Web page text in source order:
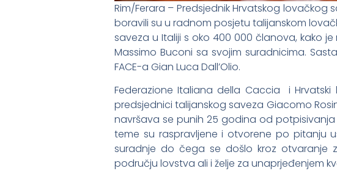
Rim/Ferara – Predsjednik Hrvatskog lovačkog
boravili su u radnom posjetu talijanskom
saveza u Italiji s oko 400 000 članova, kako
Massimo Buconi sa svojim suradnicima.
FACE-a Gian Luca Dall’Olio.
Federazione Italiana della Caccia i
predsjednici talijanskog saveza Giacomo
navršava se punih 25 godina od
teme su raspravljene i otvorene po pitanju
suradnje do čega se došlo kroz otvaranje
području lovstva ali i želje za unaprjeđenjem